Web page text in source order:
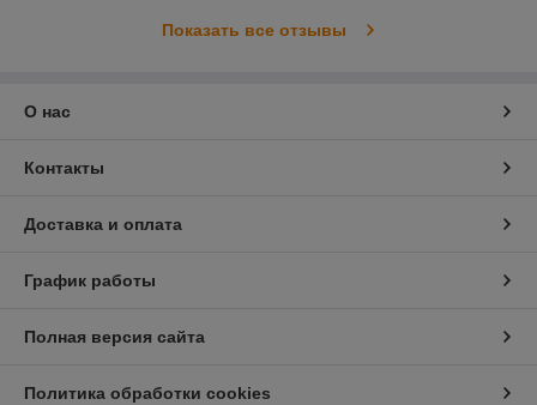
Показать все отзывы
О нас
Контакты
Доставка и оплата
График работы
Полная версия сайта
Политика обработки cookies